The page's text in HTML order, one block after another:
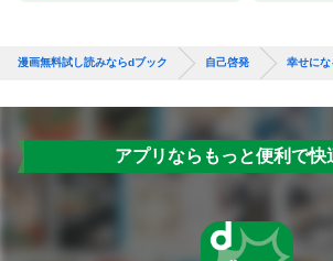
漫画無料試し読みならdブック 自己啓発 幸せにな
アプリならもっと便利で快